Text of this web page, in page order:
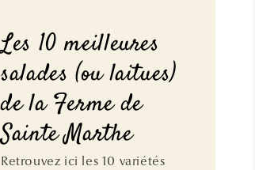
Les 10 meilleures
salades (ou laitues)
de la Ferme de
Sainte Marthe
Retrouvez ici les 10 variétés